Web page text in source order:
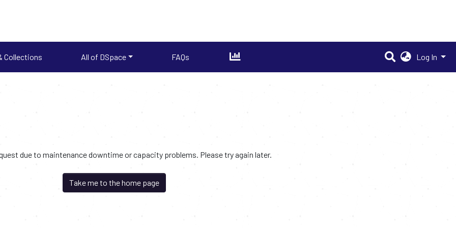
Collections All of DSpace FAQs Log In
due to maintenance downtime or capacity problems. Please try again later.
Take me to the home page